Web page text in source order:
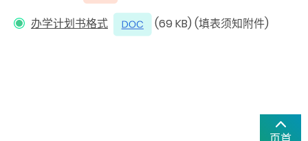
办学计划书格式 (69 KB) (填表须知附件)